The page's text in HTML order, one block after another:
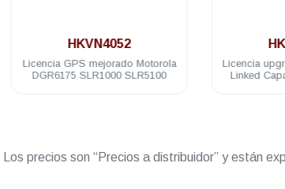
HKVN4052
Licencia GPS mejorado Motorola
DGR6175 SLR1000 SLR5100
Licencia
Linked
Los precios son “Precios a distribuidor” y están